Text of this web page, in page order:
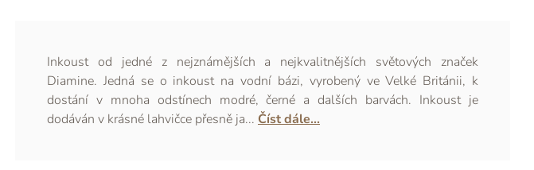
Inkoust od jedné z nejznámějších a nejkvalitnějších světových značek
Diamine. Jedná se o inkoust na vodní bázi, vyrobený ve Velké Británii, k
dostání v mnoha odstínech modré, černé a dalších barvách. Inkoust je
dodáván v krásné lahvičce přesně ja... Číst dále...